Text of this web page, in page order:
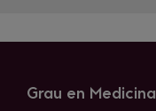
Grau en Medicina